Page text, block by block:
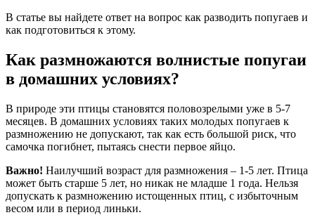
В статье вы найдете ответ на вопрос как разводить попугаев и
как подготовиться к этому.
Как размножаются волнистые попугаи
в домашних условиях?
В природе эти птицы становятся половозрелыми уже в 5-7
месяцев. В домашних условиях таких молодых попугаев к
размножению не допускают, так как есть большой риск, что
самочка погибнет, пытаясь снести первое яйцо.
Важно! Наилучший возраст для размножения – 1-5 лет. Птица
может быть старше 5 лет, но никак не младше 1 года. Нельзя
допускать к размножению истощенных птиц, с избыточным
весом или в период линьки.